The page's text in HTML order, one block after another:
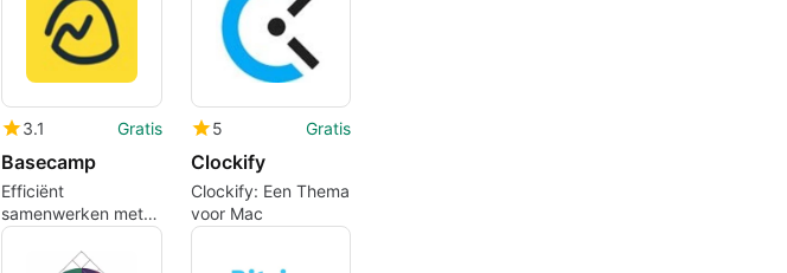
3.1 Gratis
Basecamp
Efficiënt
samenwerken met
Basecamp 3
5 Gratis
Clockify
Clockify: Een Thema
voor Mac